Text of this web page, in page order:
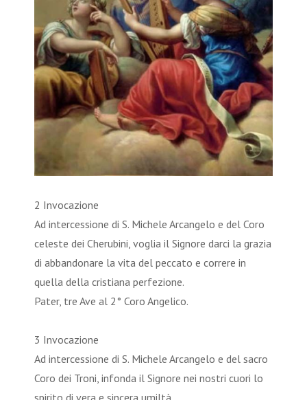
2 Invocazione
Ad intercessione di S. Michele Arcangelo e del Coro
celeste dei Cherubini, voglia il Signore darci la grazia
di abbandonare la vita del peccato e correre in
quella della cristiana perfezione.
Pater, tre Ave al 2° Coro Angelico.
3 Invocazione
Ad intercessione di S. Michele Arcangelo e del sacro
Coro dei Troni, infonda il Signore nei nostri cuori lo